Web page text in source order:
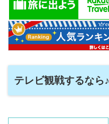
テレビ観戦するなら♪